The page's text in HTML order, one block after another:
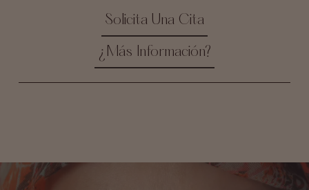
Solicita Una Cita
¿Más Información?